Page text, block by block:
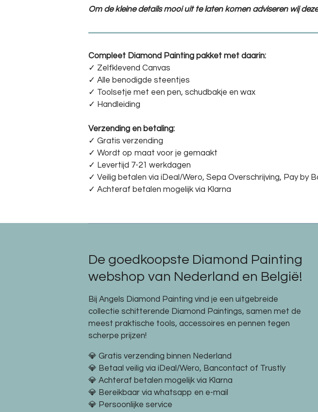
Om de kleine details mooi uit te laten komen adviseren wij
Compleet Diamond Painting pakket met daarin:
✓ Zelfklevend Canvas
✓ Alle benodigde steentjes
✓ Toolsetje met een pen, schudbakje en wax
✓ Handleiding
Verzending en betaling:
✓ Gratis verzending
✓ Wordt op maat voor je gemaakt
✓ Levertijd 7-21 werkdagen
✓ Veilig betalen via iDeal/Wero, Sepa Overschrijving, Pay by
✓ Achteraf betalen mogelijk via Klarna
De goedkoopste Diamond Painting
webshop van Nederland en België!
Bij Angels Diamond Painting vind je een uitgebreide
collectie schitterende Diamond Paintings, samen met de
meest praktische tools, accessoires en pennen tegen
scherpe prijzen!
💎 Gratis verzending binnen Nederland
💎 Betaal veilig via iDeal/Wero, Bancontact of Trustly
💎 Achteraf betalen mogelijk via Klarna
💎 Bereikbaar via whatsapp en e-mail
💎 Persoonlijke service